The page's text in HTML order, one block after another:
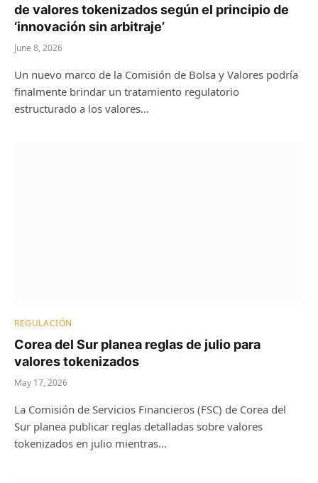
de valores tokenizados según el principio de
‘innovación sin arbitraje’
June 8, 2026
Un nuevo marco de la Comisión de Bolsa y Valores podría
finalmente brindar un tratamiento regulatorio
estructurado a los valores…
REGULACIÓN
Corea del Sur planea reglas de julio para
valores tokenizados
May 17, 2026
La Comisión de Servicios Financieros (FSC) de Corea del
Sur planea publicar reglas detalladas sobre valores
tokenizados en julio mientras…